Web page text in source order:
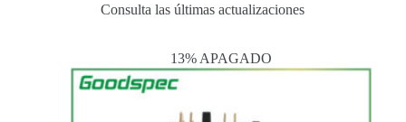
Consulta las últimas actualizaciones
13% APAGADO